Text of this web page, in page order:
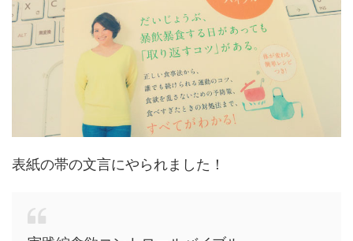
表紙の帯の文言にやられました！